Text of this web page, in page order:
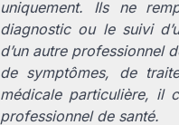
uniquement. Ils ne
diagnostic ou le suivi
d’un autre professionnel
de symptômes, de
médicale particulière, il
professionnel de santé.